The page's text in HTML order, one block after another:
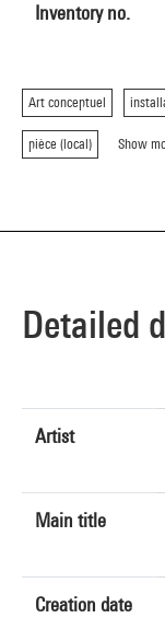
Inventory no.
Art conceptuel
pièce (local) Show
Detailed
Artist
Main title
Creation date